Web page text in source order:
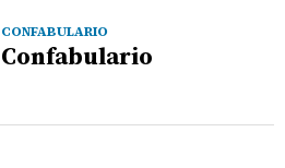
CONFABULARIO
Confabulario